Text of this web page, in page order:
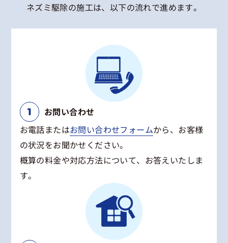
ネズミ駆除の施工は、以下の流れで進めます。
お問い合わせ
お電話またはお問い合わせフォームから、お客様
の状況をお聞かせください。
概算の料金や対応方法について、お答えいたしま
す。